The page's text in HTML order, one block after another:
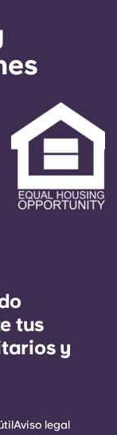
tus
y
Aviso legal